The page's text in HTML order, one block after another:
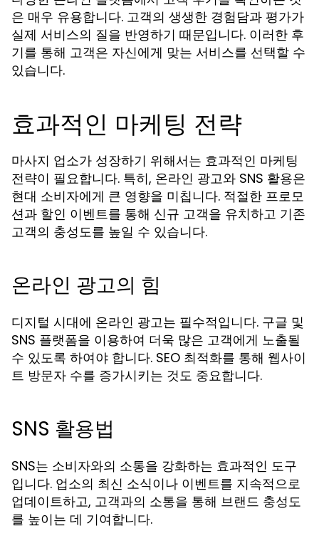
은 매우 유용합니다. 고객의 생생한 경험담과 평가가
실제 서비스의 질을 반영하기 때문입니다. 이러한 후
기를 통해 고객은 자신에게 맞는 서비스를 선택할 수
있습니다.
효과적인 마케팅 전략
마사지 업소가 성장하기 위해서는 효과적인 마케팅
전략이 필요합니다. 특히, 온라인 광고와 SNS 활용은
현대 소비자에게 큰 영향을 미칩니다. 적절한 프로모
션과 할인 이벤트를 통해 신규 고객을 유치하고 기존
고객의 충성도를 높일 수 있습니다.
온라인 광고의 힘
디지털 시대에 온라인 광고는 필수적입니다. 구글 및
SNS 플랫폼을 이용하여 더욱 많은 고객에게 노출될
수 있도록 하여야 합니다. SEO 최적화를 통해 웹사이
트 방문자 수를 증가시키는 것도 중요합니다.
SNS 활용법
SNS는 소비자와의 소통을 강화하는 효과적인 도구
입니다. 업소의 최신 소식이나 이벤트를 지속적으로
업데이트하고, 고객과의 소통을 통해 브랜드 충성도
를 높이는 데 기여합니다.